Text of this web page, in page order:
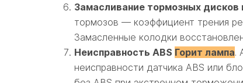
Замасливание тормозных дисков
тормозов — коэффициент трения
Замасленные колодки
Неисправность ABS Горит лампа.
неисправности датчика ABS или